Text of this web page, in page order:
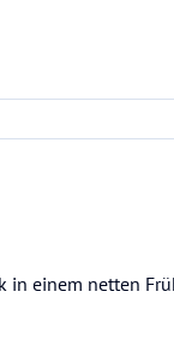
einem netten